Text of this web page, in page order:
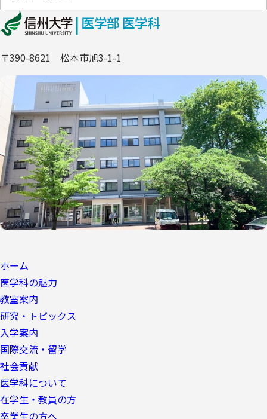
〒390-8621 松本市旭3-1-1
ホーム
医学科の魅力
教室案内
研究・トピックス
入学案内
国際交流・留学
社会貢献
医学科について
在学生・教員の方